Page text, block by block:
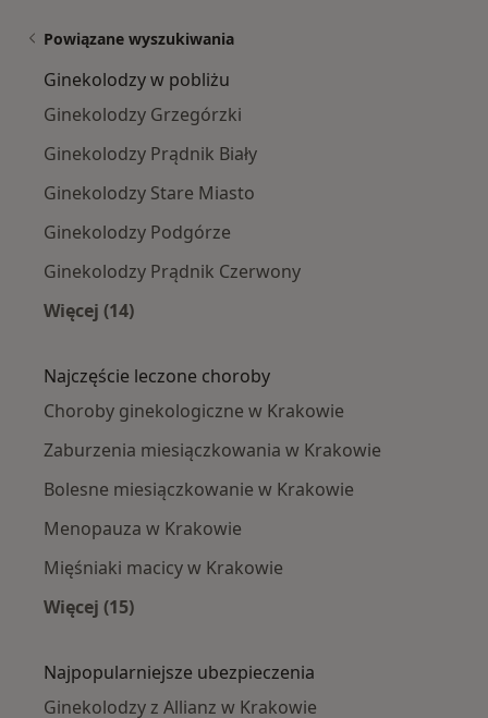
Powiązane wyszukiwania
Ginekolodzy w pobliżu
Ginekolodzy Grzegórzki
Ginekolodzy Prądnik Biały
Ginekolodzy Stare Miasto
Ginekolodzy Podgórze
Ginekolodzy Prądnik Czerwony
Więcej (14)
Najczęście leczone choroby
Choroby ginekologiczne w Krakowie
Zaburzenia miesiączkowania w Krakowie
Bolesne miesiączkowanie w Krakowie
Menopauza w Krakowie
Mięśniaki macicy w Krakowie
Więcej (15)
Najpopularniejsze ubezpieczenia
Ginekolodzy z Allianz w Krakowie